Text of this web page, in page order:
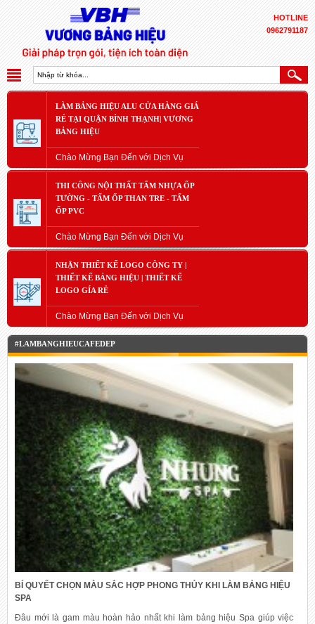
HOTLINE
0962791187
LÀM BẢNG HIỆU ALU CỬA HÀNG GIÁ
RẺ TẠI QUẬN BÌNH THẠNH| VƯƠNG
BẢNG HIỆU
Chào Mừng Bạn Đến với Dịch Vụ
THI CÔNG NỘI THẤT TẤM NHỰA ỐP
TƯỜNG - TẤM ỐP THAN TRE - TẤM
ỐP PVC
Chào Mừng Bạn Đến với Dịch Vụ
NHẬN THIẾT KẾ LOGO CÔNG TY |
THIẾT KẾ BẢNG HIỆU | THIẾT KẾ
LOGO GÍA RẺ
Chào Mừng Bạn Đến với Dịch Vụ
#LAMBANGHIEUCAFEDEP
BÍ QUYẾT CHỌN MÀU SẮC HỢP PHONG THỦY KHI LÀM BẢNG HIỆU
SPA
Đâu mới là gam màu hoàn hảo nhất khi làm bảng hiệu Spa giúp việc